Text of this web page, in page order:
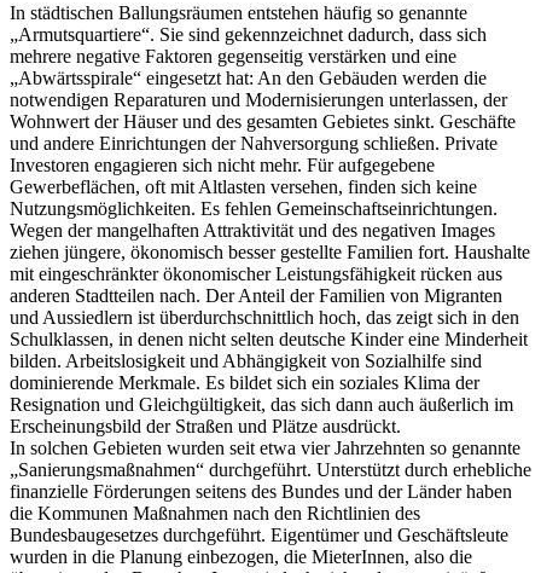
In städtischen Ballungsräumen entstehen häufig so genannte
„Armutsquartiere“. Sie sind gekennzeichnet dadurch, dass sich
mehrere negative Faktoren gegenseitig verstärken und eine
„Abwärtsspirale“ eingesetzt hat: An den Gebäuden werden die
notwendigen Reparaturen und Modernisierungen unterlassen, der
Wohnwert der Häuser und des gesamten Gebietes sinkt. Geschäfte
und andere Einrichtungen der Nahversorgung schließen. Private
Investoren engagieren sich nicht mehr. Für aufgegebene
Gewerbeflächen, oft mit Altlasten versehen, finden sich keine
Nutzungsmöglichkeiten. Es fehlen Gemeinschaftseinrichtungen.
Wegen der mangelhaften Attraktivität und des negativen Images
ziehen jüngere, ökonomisch besser gestellte Familien fort. Haushalte
mit eingeschränkter ökonomischer Leistungsfähigkeit rücken aus
anderen Stadtteilen nach. Der Anteil der Familien von Migranten
und Aussiedlern ist überdurchschnittlich hoch, das zeigt sich in den
Schulklassen, in denen nicht selten deutsche Kinder eine Minderheit
bilden. Arbeitslosigkeit und Abhängigkeit von Sozialhilfe sind
dominierende Merkmale. Es bildet sich ein soziales Klima der
Resignation und Gleichgültigkeit, das sich dann auch äußerlich im
Erscheinungsbild der Straßen und Plätze ausdrückt.
In solchen Gebieten wurden seit etwa vier Jahrzehnten so genannte
„Sanierungsmaßnahmen“ durchgeführt. Unterstützt durch erhebliche
finanzielle Förderungen seitens des Bundes und der Länder haben
die Kommunen Maßnahmen nach den Richtlinien des
Bundesbaugesetzes durchgeführt. Eigentümer und Geschäftsleute
wurden in die Planung einbezogen, die MieterInnen, also die